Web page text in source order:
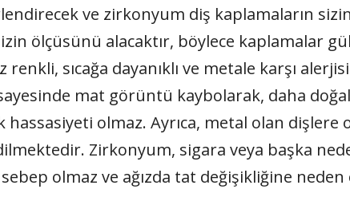
ve zirkonyum diş kaplamaların
ölçüsünü alacaktır, böylece kaplamalar
sıcağa dayanıklı ve metale karşı
sayesinde mat görüntü kaybolarak, daha
hassasiyeti olmaz. Ayrıca, metal olan
Zirkonyum, sigara veya başka
olmaz ve ağızda tat değişikliğine neden